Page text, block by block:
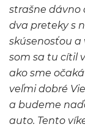
strašne dávno
dva preteky s
skúsenosťou a
som sa tu cítil
ako sme
veľmi dobré
a budeme
auto. Tento